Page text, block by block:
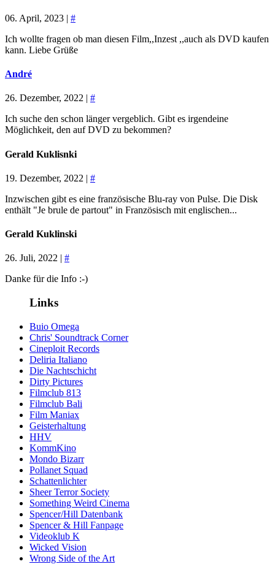
06. April, 2023 | #
Ich wollte fragen ob man diesen Film,,Inzest ,,auch als DVD kaufen
kann. Liebe Grüße
André
26. Dezember, 2022 | #
Ich suche den schon länger vergeblich. Gibt es irgendeine
Möglichkeit, den auf DVD zu bekommen?
Gerald Kuklisnki
19. Dezember, 2022 | #
Inzwischen gibt es eine französische Blu-ray von Pulse. Die Disk
enthält "Je brule de partout" in Französisch mit englischen...
Gerald Kuklinski
26. Juli, 2022 | #
Danke für die Info :-)
Links
Buio Omega
Chris' Soundtrack Corner
Cineploit Records
Deliria Italiano
Die Nachtschicht
Dirty Pictures
Filmclub 813
Filmclub Bali
Film Maniax
Geisterhaltung
HHV
KommKino
Mondo Bizarr
Pollanet Squad
Schattenlichter
Sheer Terror Society
Something Weird Cinema
Spencer/Hill Datenbank
Spencer & Hill Fanpage
Videoklub K
Wicked Vision
Wrong Side of the Art